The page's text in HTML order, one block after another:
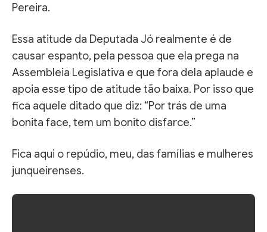
Pereira.
Essa atitude da Deputada Jó realmente é de
causar espanto, pela pessoa que ela prega na
Assembleia Legislativa e que fora dela aplaude e
apoia esse tipo de atitude tão baixa. Por isso que
fica aquele ditado que diz: “Por trás de uma
bonita face, tem um bonito disfarce.”
Fica aqui o repúdio, meu, das famílias e mulheres
junqueirenses.